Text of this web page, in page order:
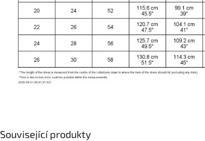
Související produkty